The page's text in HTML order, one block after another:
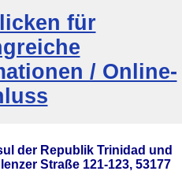
für
/ Online-
der Republik Trinidad und
Straße 121-123, 53177